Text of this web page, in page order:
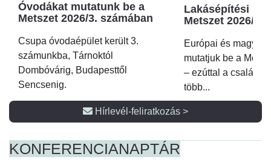
Óvodákat mutatunk be a
Metszet 2026/3. számában
Csupa óvodaépület került 3.
számunkba, Tárnoktól
Dombóvárig, Budapesttől
Sencsenig.
Lakásépítési
Metszet 2026/2.
Európai és magyar
mutatjuk be a
– ezúttal a családi
több...
Hírlevél-feliratkozás >
KONFERENCIANAPTÁR